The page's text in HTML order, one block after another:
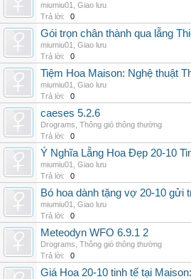
miumiu01
Giao lưu
Trả lời:
0
Gói trọn chân thành qua lẵng
miumiu01
Giao lưu
Trả lời:
0
Tiệm Hoa Maison: Nghệ thuật
miumiu01
Giao lưu
Trả lời:
0
caeses 5.2.6
Drograms Thông gió thông thường
Trả lời:
0
Ý Nghĩa Lẵng Hoa Đẹp 20-10
miumiu01
Giao lưu
Trả lời:
0
Bó hoa dành tặng vợ 20-10 gửi
miumiu01
Giao lưu
Trả lời:
0
Meteodyn WFO 6.9.1 2
Drograms Thông gió thông thường
Trả lời:
0
Giá Hoa 20-10 tinh tế tại